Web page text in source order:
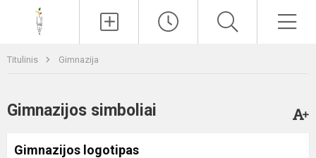
Titulinis Gimnazija
Gimnazijos simboliai
Gimnazijos logotipas